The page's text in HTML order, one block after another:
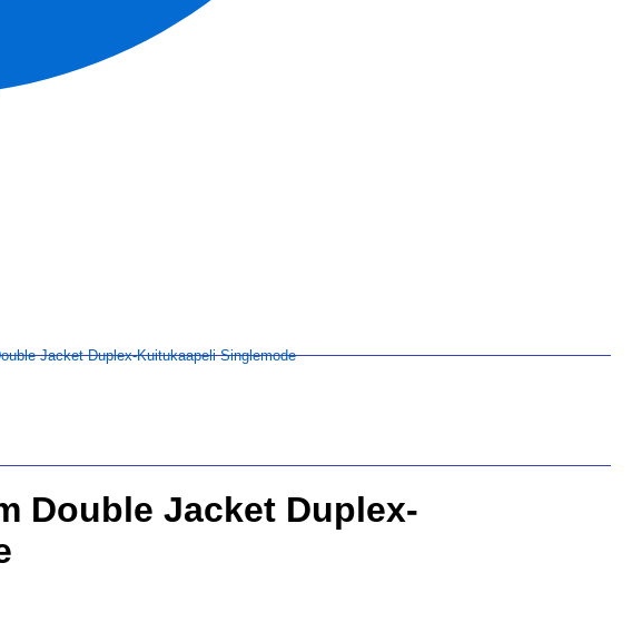
Jacket Duplex-Kuitukaapeli Singlemode
Double Jacket Duplex-